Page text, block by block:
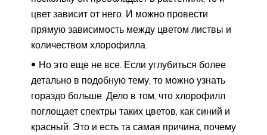
цвет зависит от него. И можно провести
прямую зависимость между цветом листвы и
количеством хлорофилла.
Но это еще не все. Если углубиться более
детально в подобную тему, то можно узнать
гораздо больше. Дело в том, что хлорофилл
поглощает спектры таких цветов, как синий и
красный. Это и есть та самая причина, почему